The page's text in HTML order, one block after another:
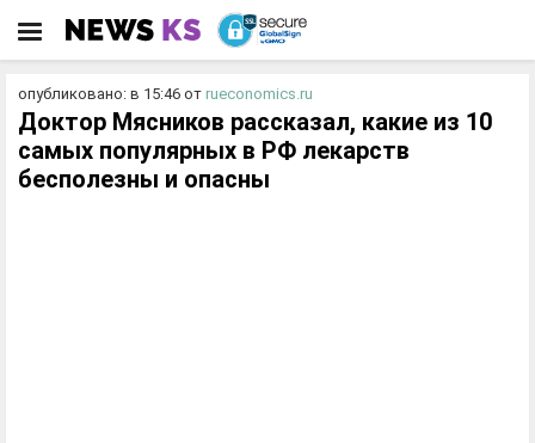
опубликовано: в 15:46 от rueconomics.ru
Доктор Мясников рассказал, какие из 10
самых популярных в РФ лекарств
бесполезны и опасны